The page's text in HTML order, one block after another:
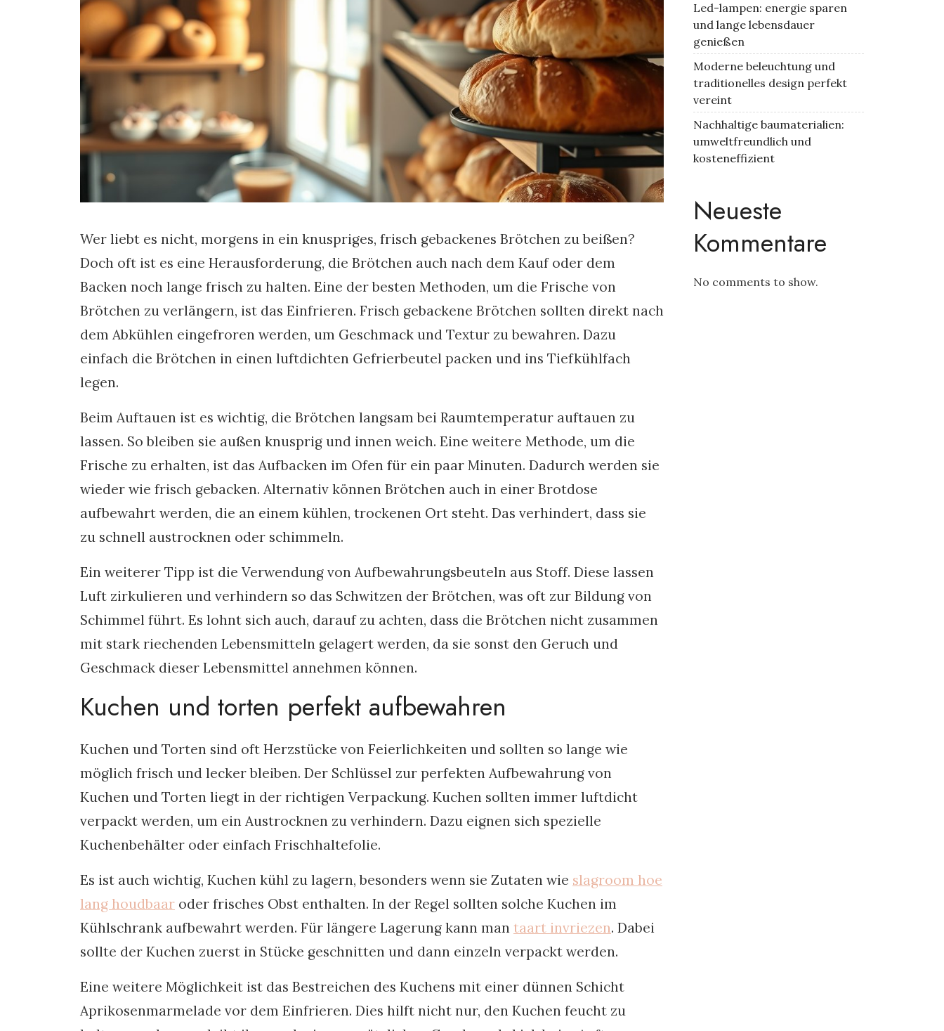
Wer liebt es nicht, morgens in ein knuspriges, frisch gebackenes Brötchen zu beißen?
Doch oft ist es eine Herausforderung, die Brötchen auch nach dem Kauf oder dem
Backen noch lange frisch zu halten. Eine der besten Methoden, um die Frische von
Brötchen zu verlängern, ist das Einfrieren. Frisch gebackene Brötchen sollten direkt nach
dem Abkühlen eingefroren werden, um Geschmack und Textur zu bewahren. Dazu
einfach die Brötchen in einen luftdichten Gefrierbeutel packen und ins Tiefkühlfach
legen.
Beim Auftauen ist es wichtig, die Brötchen langsam bei Raumtemperatur auftauen zu
lassen. So bleiben sie außen knusprig und innen weich. Eine weitere Methode, um die
Frische zu erhalten, ist das Aufbacken im Ofen für ein paar Minuten. Dadurch werden sie
wieder wie frisch gebacken. Alternativ können Brötchen auch in einer Brotdose
aufbewahrt werden, die an einem kühlen, trockenen Ort steht. Das verhindert, dass sie
zu schnell austrocknen oder schimmeln.
Ein weiterer Tipp ist die Verwendung von Aufbewahrungsbeuteln aus Stoff. Diese lassen
Luft zirkulieren und verhindern so das Schwitzen der Brötchen, was oft zur Bildung von
Schimmel führt. Es lohnt sich auch, darauf zu achten, dass die Brötchen nicht zusammen
mit stark riechenden Lebensmitteln gelagert werden, da sie sonst den Geruch und
Geschmack dieser Lebensmittel annehmen können.
Kuchen und torten perfekt aufbewahren
Kuchen und Torten sind oft Herzstücke von Feierlichkeiten und sollten so lange wie
möglich frisch und lecker bleiben. Der Schlüssel zur perfekten Aufbewahrung von
Kuchen und Torten liegt in der richtigen Verpackung. Kuchen sollten immer luftdicht
verpackt werden, um ein Austrocknen zu verhindern. Dazu eignen sich spezielle
Kuchenbehälter oder einfach Frischhaltefolie.
Es ist auch wichtig, Kuchen kühl zu lagern, besonders wenn sie Zutaten wie slagroom hoe
lang houdbaar oder frisches Obst enthalten. In der Regel sollten solche Kuchen im
Kühlschrank aufbewahrt werden. Für längere Lagerung kann man taart invriezen. Dabei
sollte der Kuchen zuerst in Stücke geschnitten und dann einzeln verpackt werden.
Eine weitere Möglichkeit ist das Bestreichen des Kuchens mit einer dünnen Schicht
Aprikosenmarmelade vor dem Einfrieren. Dies hilft nicht nur, den Kuchen feucht zu
Led-lampen: energie sparen
und lange lebensdauer
genießen
Moderne beleuchtung und
traditionelles design perfekt
vereint
Nachhaltige baumaterialien:
umweltfreundlich und
kosteneffizient
Neueste
Kommentare
No comments to show.